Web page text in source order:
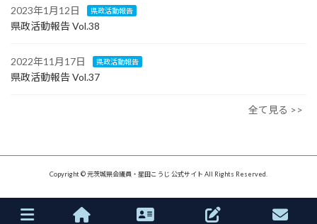
2023年1月12日 県政活動報告
県政活動報告 Vol.38
2022年11月17日 県政活動報告
県政活動報告 Vol.37
全て見る >>
Copyright © 元茨城県会議員・星田こうじ 公式サイト All Rights Reserved.